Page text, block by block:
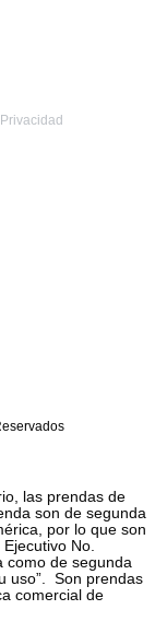
las prendas de
son de segunda
por lo que son
No.
como de segunda
uso”. Son prendas
comercial de